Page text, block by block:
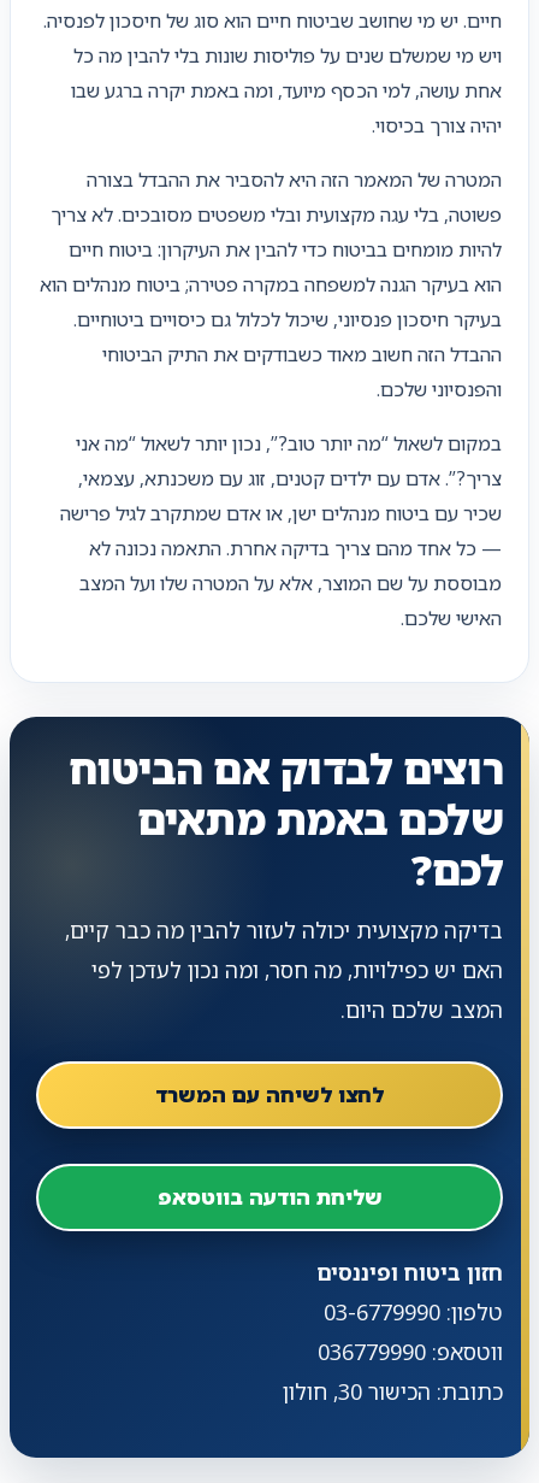
חיים. יש מי שחושב שביטוח חיים הוא סוג של חיסכון לפנסיה.
ויש מי שמשלם שנים על פוליסות שונות בלי להבין מה כל
אחת עושה, למי הכסף מיועד, ומה באמת יקרה ברגע שבו
יהיה צורך בכיסוי.
המטרה של המאמר הזה היא להסביר את ההבדל בצורה
פשוטה, בלי עגה מקצועית ובלי משפטים מסובכים. לא צריך
להיות מומחים בביטוח כדי להבין את העיקרון: ביטוח חיים
הוא בעיקר הגנה למשפחה במקרה פטירה; ביטוח מנהלים הוא
בעיקר חיסכון פנסיוני, שיכול לכלול גם כיסויים ביטוחיים.
ההבדל הזה חשוב מאוד כשבודקים את התיק הביטוחי
והפנסיוני שלכם.
במקום לשאול “מה יותר טוב?”, נכון יותר לשאול “מה אני
צריך?”. אדם עם ילדים קטנים, זוג עם משכנתא, עצמאי,
שכיר עם ביטוח מנהלים ישן, או אדם שמתקרב לגיל פרישה
— כל אחד מהם צריך בדיקה אחרת. התאמה נכונה לא
מבוססת על שם המוצר, אלא על המטרה שלו ועל המצב
האישי שלכם.
רוצים לבדוק אם הביטוח
שלכם באמת מתאים
לכם?
בדיקה מקצועית יכולה לעזור להבין מה כבר קיים,
האם יש כפילויות, מה חסר, ומה נכון לעדכן לפי
המצב שלכם היום.
לחצו לשיחה עם המשרד
שליחת הודעה בווטסאפ
חזון ביטוח ופיננסים
טלפון: 03-6779990
ווטסאפ: 036779990
כתובת: הכישור 30, חולון